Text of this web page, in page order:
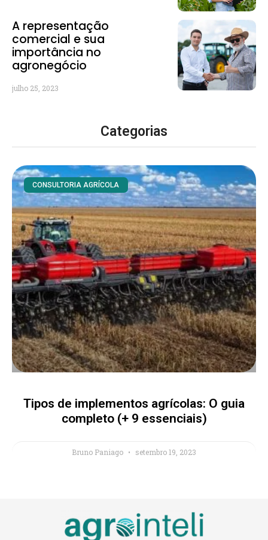
A representação
comercial e sua
importância no
agronegócio
julho 25, 2023
Categorias
CONSULTORIA AGRÍCOLA
Tipos de implementos agrícolas: O guia
completo (+ 9 essenciais)
Bruno Paniago setembro 19, 2023